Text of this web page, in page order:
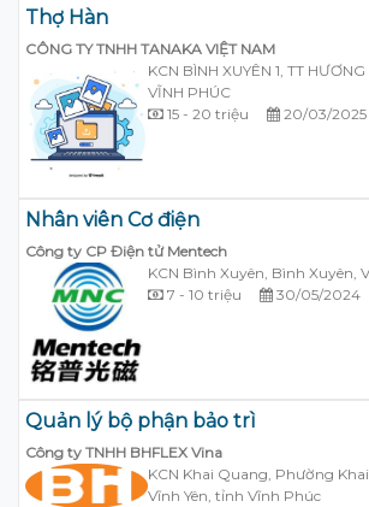
Thợ Hàn
CÔNG TY TNHH TANAKA VIỆT NAM
KCN BÌNH XUYÊN 1, TT
VĨNH PHÚC
15 - 20 triệu
20/03/2025
Nhân viên Cơ điện
Công ty CP Điện tử Mentech
KCN Bình Xuyên, Bình Xuyên,
7 - 10 triệu
30/05/2024
Quản lý bộ phận bảo trì
Công ty TNHH BHFLEX Vina
KCN Khai Quang, Phường
Vĩnh Yên, tỉnh Vĩnh Phúc